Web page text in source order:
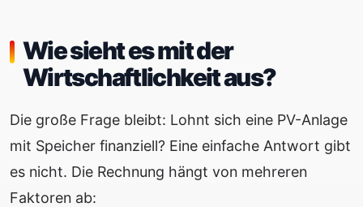
Wie sieht es mit der
Wirtschaftlichkeit aus?
Die große Frage bleibt: Lohnt sich eine PV-Anlage
mit Speicher finanziell? Eine einfache Antwort gibt
es nicht. Die Rechnung hängt von mehreren
Faktoren ab: